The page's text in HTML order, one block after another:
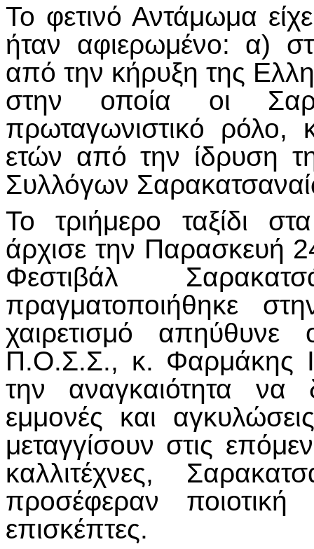
Το φετινό Αντάμωμα
ήταν αφιερωμένο: α)
από την κήρυξη της
στην οποία οι
πρωταγωνιστικό
ετών από την ίδρυση
Συλλόγων
Το τριήμερο ταξίδι
άρχισε την Παρασκευή
Φεστιβάλ
πραγματοποιήθηκε
χαιρετισμό
Π.Ο.Σ.Σ., κ. Φαρμάκης
την αναγκαιότητα να
εμμονές και
μεταγγίσουν στις
καλλιτέχνες,
προσέφεραν
επισκέπτες.